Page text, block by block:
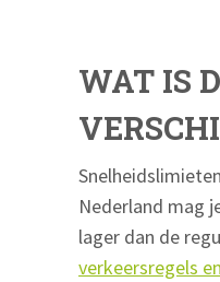
WAT IS
Nederland mag
lager dan de
verkeersregels